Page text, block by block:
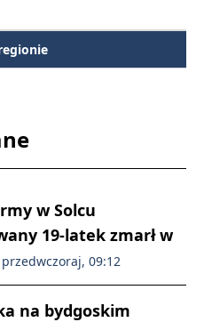
w Solcu
19-latek zmarł w
przedwczoraj, 09:12
na bydgoskim